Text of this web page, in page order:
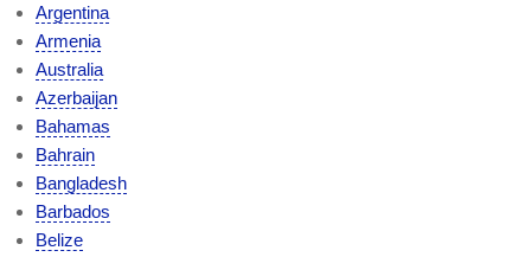
Argentina
Armenia
Australia
Azerbaijan
Bahamas
Bahrain
Bangladesh
Barbados
Belize